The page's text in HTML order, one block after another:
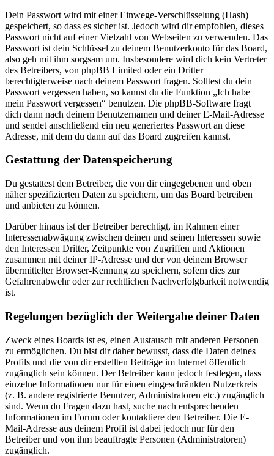
Dein Passwort wird mit einer Einwege-Verschlüsselung (Hash)
gespeichert, so dass es sicher ist. Jedoch wird dir empfohlen, dieses
Passwort nicht auf einer Vielzahl von Webseiten zu verwenden. Das
Passwort ist dein Schlüssel zu deinem Benutzerkonto für das Board,
also geh mit ihm sorgsam um. Insbesondere wird dich kein Vertreter
des Betreibers, von phpBB Limited oder ein Dritter
berechtigterweise nach deinem Passwort fragen. Solltest du dein
Passwort vergessen haben, so kannst du die Funktion „Ich habe
mein Passwort vergessen“ benutzen. Die phpBB-Software fragt
dich dann nach deinem Benutzernamen und deiner E-Mail-Adresse
und sendet anschließend ein neu generiertes Passwort an diese
Adresse, mit dem du dann auf das Board zugreifen kannst.
Gestattung der Datenspeicherung
Du gestattest dem Betreiber, die von dir eingegebenen und oben
näher spezifizierten Daten zu speichern, um das Board betreiben
und anbieten zu können.
Darüber hinaus ist der Betreiber berechtigt, im Rahmen einer
Interessenabwägung zwischen deinen und seinen Interessen sowie
den Interessen Dritter, Zeitpunkte von Zugriffen und Aktionen
zusammen mit deiner IP-Adresse und der von deinem Browser
übermittelter Browser-Kennung zu speichern, sofern dies zur
Gefahrenabwehr oder zur rechtlichen Nachverfolgbarkeit notwendig
ist.
Regelungen bezüglich der Weitergabe deiner Daten
Zweck eines Boards ist es, einen Austausch mit anderen Personen
zu ermöglichen. Du bist dir daher bewusst, dass die Daten deines
Profils und die von dir erstellten Beiträge im Internet öffentlich
zugänglich sein können. Der Betreiber kann jedoch festlegen, dass
einzelne Informationen nur für einen eingeschränkten Nutzerkreis
(z. B. andere registrierte Benutzer, Administratoren etc.) zugänglich
sind. Wenn du Fragen dazu hast, suche nach entsprechenden
Informationen im Forum oder kontaktiere den Betreiber. Die E-
Mail-Adresse aus deinem Profil ist dabei jedoch nur für den
Betreiber und von ihm beauftragte Personen (Administratoren)
zugänglich.